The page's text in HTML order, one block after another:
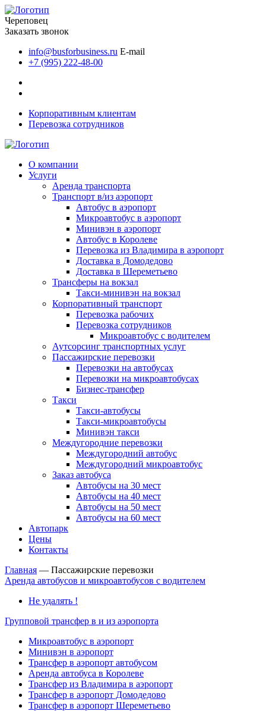
Череповец
Заказать звонок
info@busforbusiness.ru E-mail
+7 (995) 222-48-00
Корпоративным клиентам
Перевозка сотрудников
О компании
Услуги
Аренда транспорта
Транспорт в/из аэропорт
Автобус в аэропорт
Микроавтобус в аэропорт
Минивэн в аэропорт
Автобус в Королеве
Перевозка из Владимира в аэропорт
Доставка в Домодедово
Доставка в Шереметьево
Трансферы на вокзал
Такси-минивэн на вокзал
Корпоративный транспорт
Перевозка рабочих
Перевозка сотрудников
Микроавтобус с водителем
Аутсорсинг транспортных услуг
Пассажирские перевозки
Перевозки на автобусах
Перевозки на микроавтобусах
Бизнес-трансфер
Такси
Такси-автобусы
Такси-микроавтобусы
Минивэн такси
Междугородние перевозки
Междугородний автобус
Междугородний микроавтобус
Заказ автобуса
Автобусы на 30 мест
Автобусы на 40 мест
Автобусы на 50 мест
Автобусы на 60 мест
Автопарк
Цены
Контакты
Главная — Пассажирские перевозки
Аренда автобусов и микроавтобусов с водителем
Не удалять !
Групповой трансфер в и из аэропорта
Микроавтобус в аэропорт
Минивэн в аэропорт
Трансфер в аэропорт автобусом
Аренда автобуса в Королеве
Трансфер из Владимира в аэропорт
Трансфер в аэропорт Домодедово
Трансфер в аэропорт Шереметьево